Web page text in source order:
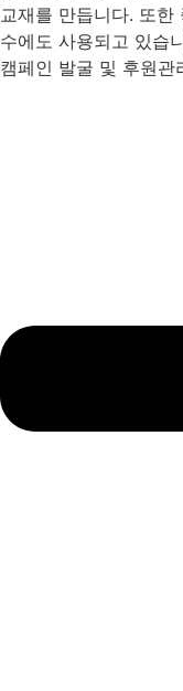
교재를 만듭니다. 또
수에도 사용되고 있습
캠페인 발굴 및 후원관